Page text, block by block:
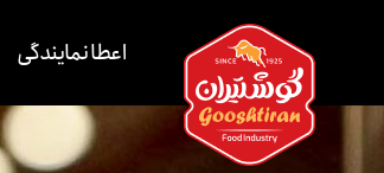
اعطا نمایندگی